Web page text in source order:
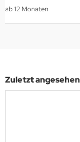
ab 12 Monaten
Zuletzt angesehen